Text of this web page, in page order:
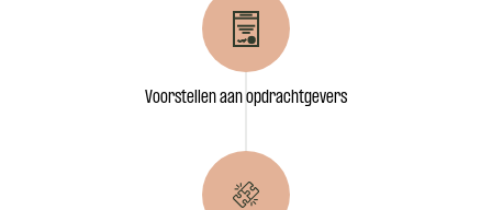
Voorstellen aan opdrachtgevers